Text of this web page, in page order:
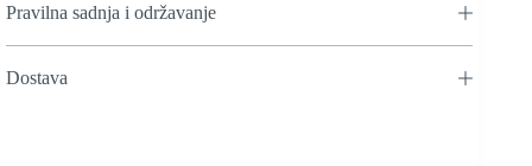
Pravilna sadnja i održavanje
Dostava